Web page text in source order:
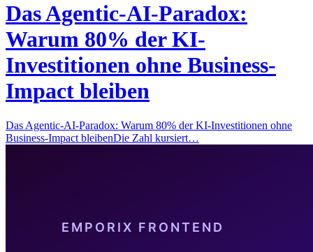
Das Agentic-AI-Paradox:
Warum 80% der KI-
Investitionen ohne Business-
Impact bleiben
Das Agentic-AI-Paradox: Warum 80% der KI-Investitionen ohne
Business-Impact bleibenDie Zahl kursiert…